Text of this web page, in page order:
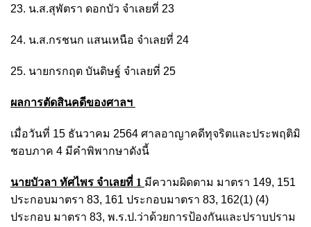
23. น.ส.สุพัตรา ดอกบัว จำเลยที่ 23
24. น.ส.กรชนก แสนเหนือ จำเลยที่ 24
25. นายกรกฤต บันดิษฐ์ จำเลยที่ 25
ผลการตัดสินคดีของศาลฯ
เมื่อวันที่ 15 ธันวาคม 2564 ศาลอาญาคดีทุจริตและประพฤติมิ
ชอบภาค 4 มีคำพิพากษาดังนี้
นายบัวลา ทัศไพร จำเลยที่ 1 มีความผิดตาม มาตรา 149, 151
ประกอบมาตรา 83, 161 ประกอบมาตรา 83, 162(1) (4)
ประกอบ มาตรา 83, พ.ร.ป.ว่าด้วยการป้องกันและปราบปราม